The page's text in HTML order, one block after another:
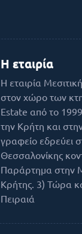
Η εταιρία
H εταιρία
στον χώρο των
Εstate από το
την Κρήτη και
γραφείο εδρεύει
Θεσσαλονίκης
Παράρτημα στην
Κρήτης. 3) Τώρα
Πειραιά